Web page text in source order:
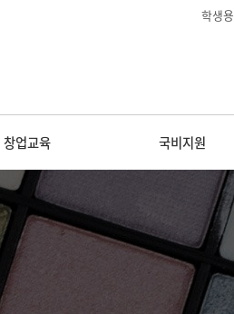
학생용
창업교육 국비지원